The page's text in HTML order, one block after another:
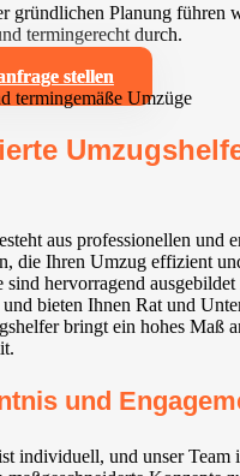
gründlichen Planung führen
termingerecht durch.
stellen
aus professionellen und
die Ihren Umzug effizient
sind hervorragend
bieten Ihnen Rat und
bringt ein hohes Maß
und
individuell, und unser Team